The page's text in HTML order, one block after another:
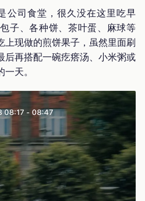
公司食堂，很久没在这里吃早
子、各种饼、茶叶蛋、麻球等
上现做的煎饼果子，虽然里面刷
后再搭配一碗疙瘩汤、小米粥或
天。